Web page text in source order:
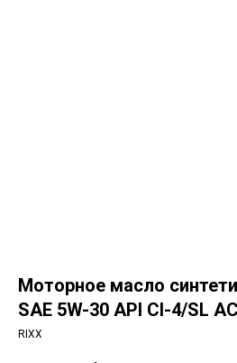
Моторное масло
SAE 5W-30 API CI-4/SL
RIXX